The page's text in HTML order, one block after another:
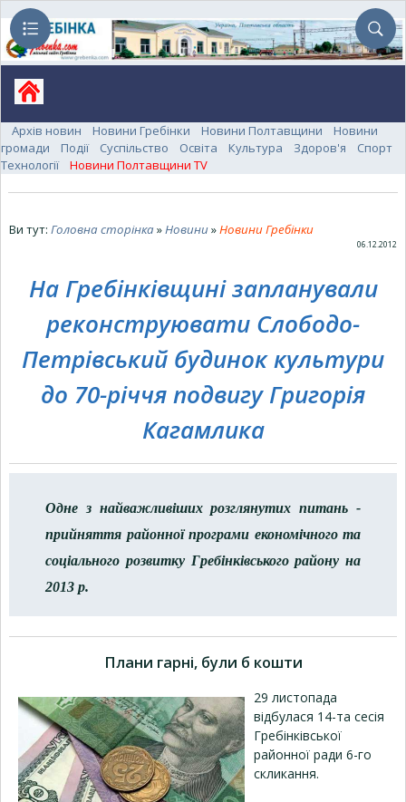
Архів новин Новини Гребінки Новини Полтавщини
Новини
громади
Події Суспільство Освіта Культура Здоров'я
Спорт
Технології
Новини Полтавщини TV
Ви тут: Головна сторінка» Новини» Новини Гребінки
06.12.2012
На Гребінківщині запланували
реконструювати Слободо-
Петрівський будинок культури
до 70-річчя подвигу Григорія
Кагамлика
Одне з найважливіших розглянутих питань -
прийняття районної програми економічного та
соціального розвитку Гребінківського району на
2013 р.
Плани гарні, були б кошти
29 листопада
відбулася 14-та сесія
Гребінківської
районної ради 6-го
скликання.